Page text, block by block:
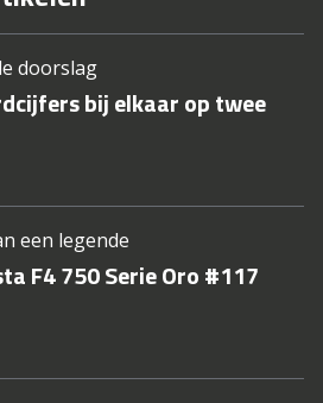
doorslag
bij elkaar op twee
een legende
F4 750 Serie Oro #117